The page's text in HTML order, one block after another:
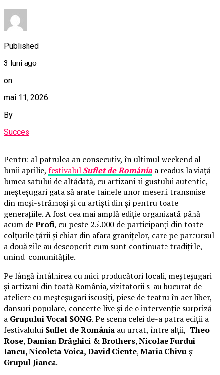
Published
3 luni ago
on
mai 11, 2026
By
Succes
Pentru al patrulea an consecutiv, în ultimul weekend al
lunii aprilie, festivalul Suflet de România a readus la viață
lumea satului de altădată, cu artizani ai gustului autentic,
meșteșugari gata să arate tainele unor meserii transmise
din moși-strămoși și cu artiști din și pentru toate
generațiile. A fost cea mai amplă ediție organizată până
acum deProfi, cu peste 25.000 de participanți din toate
colțurile țării și chiar din afara granițelor, care pe parcursul
a două zile au descoperit cum sunt continuate tradițiile,
unind comunitățile.
Pe lângă întâlnirea cu mici producători locali, meșteșugari
și artizani din toată România, vizitatorii s-au bucurat de
ateliere cu meșteșugari iscusiți, piese de teatru în aer liber,
dansuri populare, concerte live și de o intervenție surpriză
a Grupului Vocal SONG. Pe scena celei de-a patra ediții a
festivalului Suflet de România au urcat, între alții, Theo
Rose, Damian Drăghici & Brothers, Nicolae Furdui
Iancu, Nicoleta Voica, David Ciente, Maria Chivuși
Grupul Jianca.